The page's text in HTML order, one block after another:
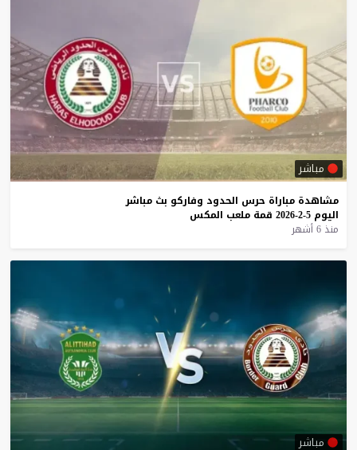
مباشر
مشاهدة مباراة حرس الحدود وفاركو بث مباشر
اليوم 5-2-2026 قمة ملعب المكس
منذ 6 أشهر
مباشر